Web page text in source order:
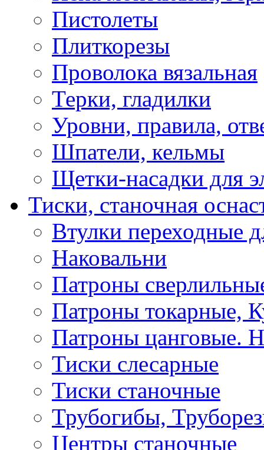
Пистолеты
Плиткорезы
Проволока вязальная
Терки, гладилки
Уровни, правила,
Шпатели, кельмы
Щетки-насадки для
Тиски, станочная
Втулки переходные
Наковальни
Патроны
Патроны токарные,
Патроны цанговые.
Тиски слесарные
Тиски станочные
Трубогибы,
Центры станочные